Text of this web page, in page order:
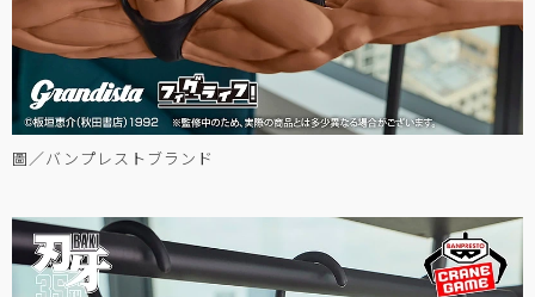
圖／バンプレストブランド